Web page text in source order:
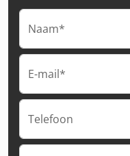
Naam*
E-mail*
Telefoon